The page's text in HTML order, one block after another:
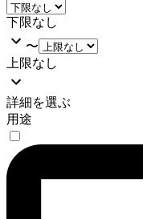
下限なし
〜
上限なし
詳細を選ぶ
用途